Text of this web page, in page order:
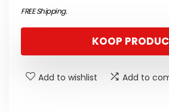
FREE Shipping.
KOOP
Add to wishlist Add to